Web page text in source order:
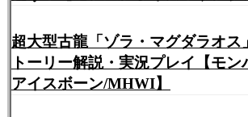
超大型古龍「ゾラ・マグダラオ
トーリー解説・実況プレイ【モン
アイスボーン/MHWI】